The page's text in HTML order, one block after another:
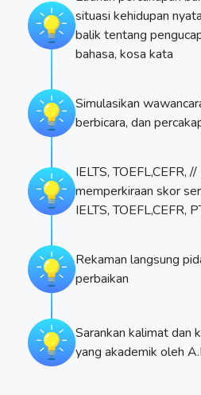
situasi kehidupan
balik tentang
bahasa, kosa kata
Simulasikan
berbicara, dan
IELTS, TOEFL,CEFR,
memperkiraan skor
IELTS, TOEFL,CEFR,
Rekaman langsung
perbaikan
Sarankan kalimat dan
yang akademik oleh A.I